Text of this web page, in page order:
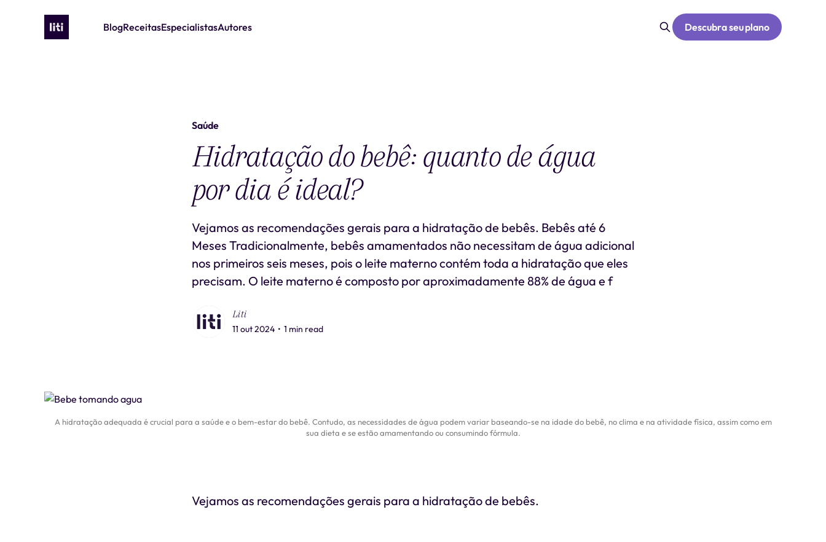
BlogReceitasEspecialistasAutores Descubra seu plano
Saúde
Hidratação do bebê: quanto de água
por dia é ideal?
Vejamos as recomendações gerais para a hidratação de bebês. Bebês até 6
Meses Tradicionalmente, bebês amamentados não necessitam de água adicional
nos primeiros seis meses, pois o leite materno contém toda a hidratação que eles
precisam. O leite materno é composto por aproximadamente 88% de água e f
Liti
11 out 2024 • 1 min read
A hidratação adequada é crucial para a saúde e o bem-estar do bebê. Contudo, as necessidades de água podem variar baseando-se na idade do bebê, no clima e na atividade física, assim como em
sua dieta e se estão amamentando ou consumindo fórmula.
Vejamos as recomendações gerais para a hidratação de bebês.